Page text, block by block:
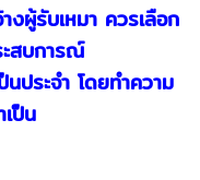
งผู้รับเหมา ควรเลือก
ะสบการณ์
ประจำ โดยทำความ
ป็น